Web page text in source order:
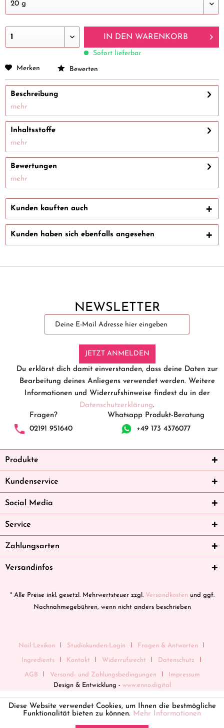
IN DEN WARENKORB
Sofort lieferbar
Merken
Bewerten
Beschreibung
mehr
Inhaltsstoffe
mehr
Bewertungen
mehr
Kunden kauften auch
Kunden haben sich ebenfalls angesehen
NEWSLETTER
JETZT ANMELDEN
Du erklärst dich damit einverstanden, dass deine Daten zur
Bearbeitung deines Anliegens verwendet werden. Weitere
Informationen und Widerrufshinweise findest du in der
Datenschutzerklärung.
Fragen?
02191 951640
Whatsapp Produkt-Beratung
+49 173 4376077
Produkte
Kundenservice
Social Media
Service
Zahlungsarten
Versandinfos
* Alle Preise inkl. gesetzl. Mehrwertsteuer zzgl. Versandkosten und ggf.
Nachnahmegebühren, wenn nicht anders beschrieben
Nail Lexikon Studiokunden-Login Fragen & Antworten
Ingredients Kontakt Widerrufsrecht Datenschutz
AGB Versand- und Zahlungsbedingungen
Impressum
Design & Entwicklung - www.enno.digital
Diese Website verwendet Cookies, um Ihnen die bestmögliche
Funktionalität bieten zu können. Mehr Informationen